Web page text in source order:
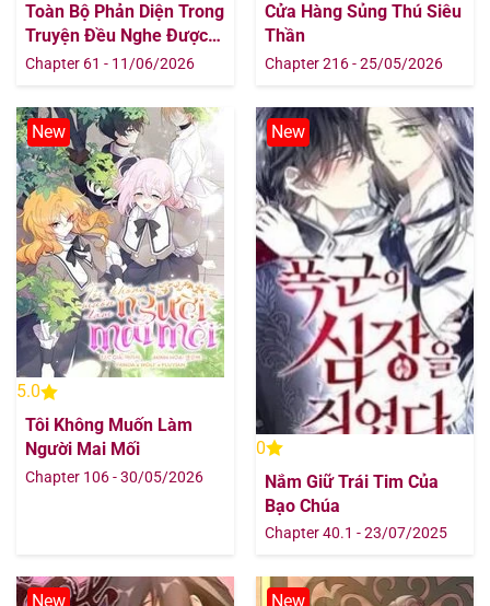
Toàn Bộ Phản Diện Trong
Truyện Đều Nghe Được
Tiếng Lòng Của Ta
Chapter 61 - 11/06/2026
Cửa Hàng Sủng Thú Siêu
Thần
Chapter 216 - 25/05/2026
New
5.0
Tôi Không Muốn Làm
Người Mai Mối
Chapter 106 - 30/05/2026
New
0
Nắm Giữ Trái Tim Của
Bạo Chúa
Chapter 40.1 - 23/07/2025
New New